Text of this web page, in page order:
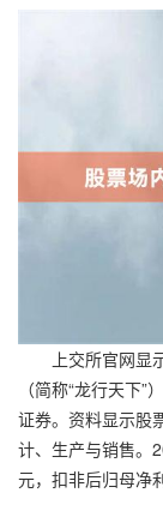
上交所官网显示
（简称“龙行天下
证券。资料显示股
计、生产与销售。
元，扣非后归母净